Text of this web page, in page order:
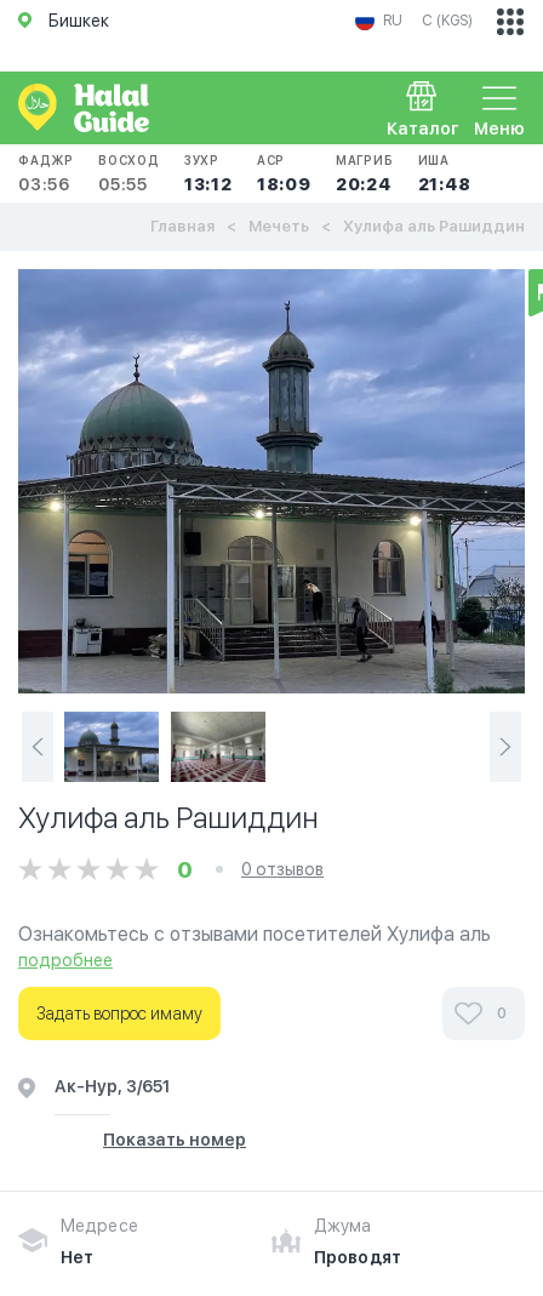
Бишкек RU С (KGS)
Меню
Каталог
ФАДЖР
03:56
ВОСХОД
05:55
ЗУХР
13:12
АСР
18:09
МАГРИБ
20:24
ИША
21:48
Главная Мечеть Хулифа аль Рашиддин
Хулифа аль Рашиддин
0 0 отзывов
Ознакомьтесь с отзывами посетителей Хулифа аль
Рашиддин в г.Бишкек на фотографиях и узнайте о
часах работы. Ваше духовное путешествие начинается
здесь.
подробнее
Задать вопрос имаму 0
​Ак-Нур, 3/651​
Показать номер
Медресе
Нет
Джума
Проводят